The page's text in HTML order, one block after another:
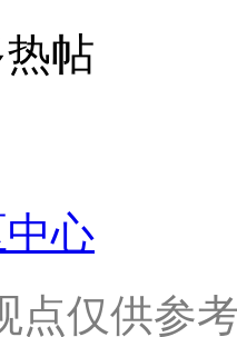
帖
心
点仅供参